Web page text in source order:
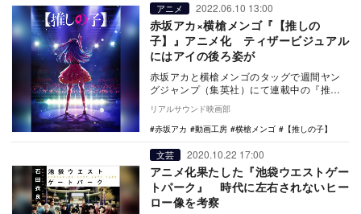
アニメ 2022.06.10 13:00
赤坂アカ×横槍メンゴ『【推しの
子】』アニメ化 ティザービジュアル
にはアイの後ろ姿が
赤坂アカと横槍メンゴのタッグで週間ヤン
グジャンプ（集英社）にて連載中の『推し
の子』のアニメ化が決定し、あわせてティ
ザービジュアル…
リアルサウンド映画部
赤坂アカ
動画工房 横槍メンゴ 【推しの子】
文芸 2020.10.22 17:00
アニメ化果たした『池袋ウエストゲー
トパーク』 時代に左右されないヒー
ロー像を考察